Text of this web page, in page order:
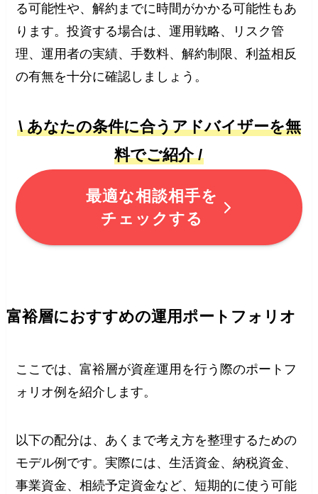
る可能性や、解約までに時間がかかる可能性もあ
ります。投資する場合は、運用戦略、リスク管
理、運用者の実績、手数料、解約制限、利益相反
の有無を十分に確認しましょう。
\ あなたの条件に合うアドバイザーを無
料でご紹介 /
最適な相談相手を
チェックする
富裕層におすすめの運用ポートフォリオ
ここでは、富裕層が資産運用を行う際のポートフ
ォリオ例を紹介します。
以下の配分は、あくまで考え方を整理するための
モデル例です。実際には、生活資金、納税資金、
事業資金、相続予定資金など、短期的に使う可能